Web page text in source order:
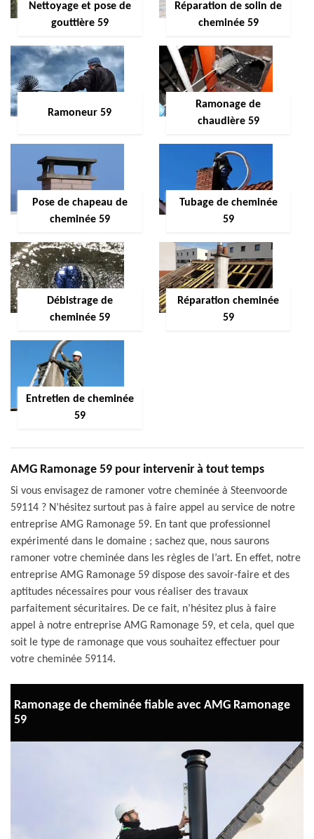
Nettoyage et pose de
gouttière 59
Réparation de solin de
cheminée 59
Ramoneur 59
Ramonage de
chaudière 59
Pose de chapeau de
cheminée 59
Tubage de cheminée
59
Débistrage de
cheminée 59
Réparation cheminée
59
Entretien de cheminée
59
AMG Ramonage 59 pour intervenir à tout temps
Si vous envisagez de ramoner votre cheminée à Steenvoorde
59114 ? N’hésitez surtout pas à faire appel au service de notre
entreprise AMG Ramonage 59. En tant que professionnel
expérimenté dans le domaine ; sachez que, nous saurons
ramoner votre cheminée dans les règles de l’art. En effet, notre
entreprise AMG Ramonage 59 dispose des savoir-faire et des
aptitudes nécessaires pour vous réaliser des travaux
parfaitement sécuritaires. De ce fait, n’hésitez plus à faire
appel à notre entreprise AMG Ramonage 59, et cela, quel que
soit le type de ramonage que vous souhaitez effectuer pour
votre cheminée 59114.
Ramonage de cheminée fiable avec AMG Ramonage
59